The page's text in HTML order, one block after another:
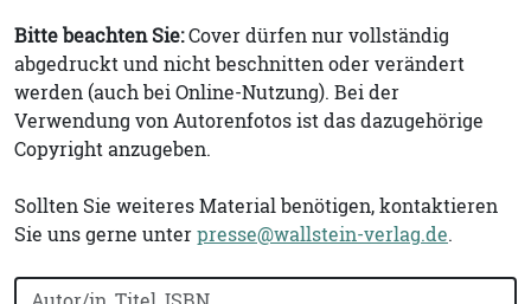
Bitte beachten Sie:Cover dürfen nur vollständig
abgedruckt und nicht beschnitten oder verändert
werden (auch bei Online-Nutzung). Bei der
Verwendung von Autorenfotos ist das dazugehörige
Copyright anzugeben.
Sollten Sie weiteres Material benötigen, kontaktieren
Sie uns gerne unterpresse@wallstein-verlag.de.
Bücher nach Buchtitel, Autorennamen oder ISBN